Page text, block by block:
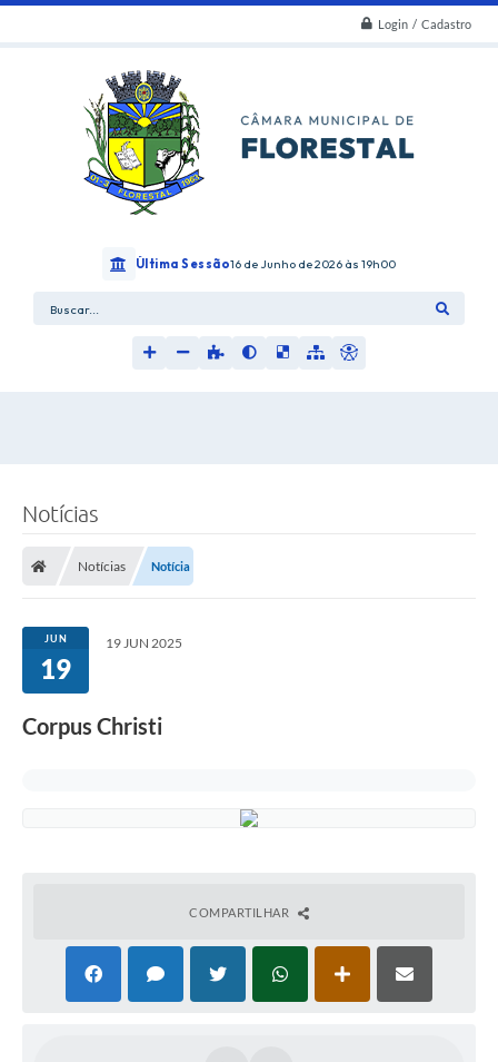
Login / Cadastro
Buscar...
Última Sessão16 de Junho de 2026 19h00
Notícias
Notícias Notícia
JUN
19
19 JUN 2025
Corpus Christi
COMPARTILHAR